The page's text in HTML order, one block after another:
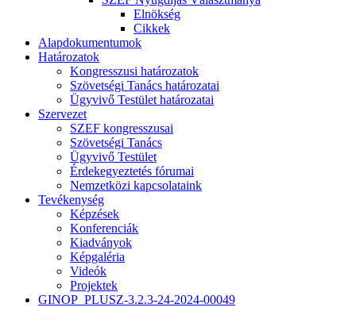
Elnökség
Cikkek
Alapdokumentumok
Határozatok
Kongresszusi határozatok
Szövetségi Tanács határozatai
Ügyvivő Testület határozatai
Szervezet
SZEF kongresszusai
Szövetségi Tanács
Ügyvivő Testület
Érdekegyeztetés fórumai
Nemzetközi kapcsolataink
Tevékenység
Képzések
Konferenciák
Kiadványok
Képgaléria
Videók
Projektek
GINOP_PLUSZ-3.2.3-24-2024-00049